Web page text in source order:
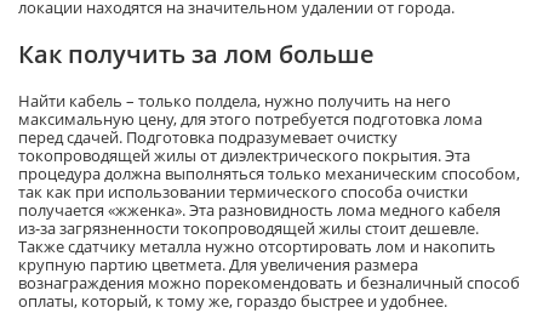
локации находятся на значительном удалении от города.
Как получить за лом больше
Найти кабель – только полдела, нужно получить на него
максимальную цену, для этого потребуется подготовка лома
перед сдачей. Подготовка подразумевает очистку
токопроводящей жилы от диэлектрического покрытия. Эта
процедура должна выполняться только механическим способом,
так как при использовании термического способа очистки
получается «жженка». Эта разновидность лома медного кабеля
из-за загрязненности токопроводящей жилы стоит дешевле.
Также сдатчику металла нужно отсортировать лом и накопить
крупную партию цветмета. Для увеличения размера
вознаграждения можно порекомендовать и безналичный способ
оплаты, который, к тому же, гораздо быстрее и удобнее.